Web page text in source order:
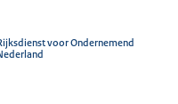
voor Ondernemend